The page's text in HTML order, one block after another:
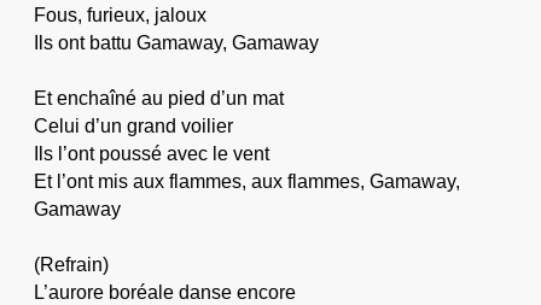
Fous, furieux, jaloux
Ils ont battu Gamaway, Gamaway
Et enchaîné au pied d’un mat
Celui d’un grand voilier
Ils l’ont poussé avec le vent
Et l’ont mis aux flammes, aux flammes, Gamaway,
Gamaway
(Refrain)
L’aurore boréale danse encore